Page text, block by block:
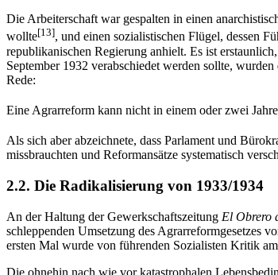
Die Arbeiterschaft war gespalten in einen
wollte[13], und einen sozialistischen Flügel, dessen
republikanischen Regierung anhielt. Es ist
September 1932 verabschiedet werden sollte,
Rede:
Eine Agrarreform kann nicht in einem oder zwei
Als sich aber abzeichnete, dass Parlament und
missbrauchten und Reformansätze systematisch
2.2. Die Radikalisierung von 1933/1934
An der Haltung der Gewerkschaftszeitung El Obrero
schleppenden Umsetzung des Agrarreformgesetzes
ersten Mal wurde von führenden Sozialisten Kritik
Die ohnehin nach wie vor katastrophalen